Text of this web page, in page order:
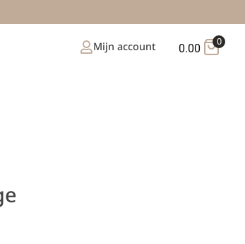
Mijn account 0.00
0